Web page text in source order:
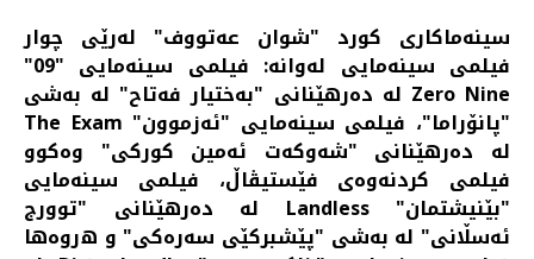
سینەماكاری كورد "شوان عەتووف" لەرێی چوار
فیلمی سینەمایی له‌وانه: فیلمی سینەمایی "09"
Zero Nine لە دەرهێنانی "بەختیار فەتاح" لە بەشی
"پانۆراما"، فیلمی سینەمایی "ئەزموون" The Exam
لە دەرهێنانی "شەوکەت ئەمین کورکی" وەكوو
فیلمی كردنەوەی فێستیڤاڵ، فیلمی سینەمایی
"بێنیشتمان" Landless لە دەرهێنانی "توورج
ئەسڵانی" لە بەشی "پێشبركێی‌ سەرەكی" و ه‌روه‌ها